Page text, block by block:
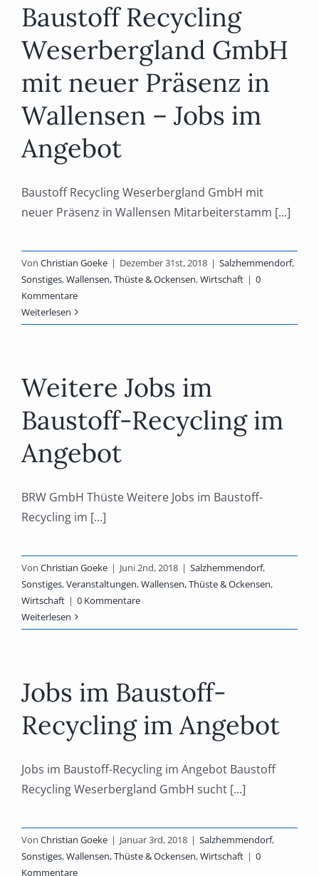
Baustoff Recycling
Weserbergland GmbH
mit neuer Präsenz in
Wallensen – Jobs im
Angebot
Baustoff Recycling Weserbergland GmbH mit
neuer Präsenz in Wallensen Mitarbeiterstamm [...]
Von Christian Goeke | Dezember 31st, 2018 | Salzhemmendorf,
Sonstiges,Wallensen, Thüste & Ockensen,Wirtschaft | 0
Kommentare
Weiterlesen
Weitere Jobs im
Baustoff-Recycling im
Angebot
BRW GmbH Thüste Weitere Jobs im Baustoff-
Recycling im [...]
Von Christian Goeke | Juni 2nd, 2018 | Salzhemmendorf,
Sonstiges,Veranstaltungen,Wallensen, Thüste & Ockensen,
Wirtschaft | 0 Kommentare
Weiterlesen
Jobs im Baustoff-
Recycling im Angebot
Jobs im Baustoff-Recycling im Angebot Baustoff
Recycling Weserbergland GmbH sucht [...]
Von Christian Goeke | Januar 3rd, 2018 | Salzhemmendorf,
Sonstiges,Wallensen, Thüste & Ockensen,Wirtschaft | 0
Kommentare